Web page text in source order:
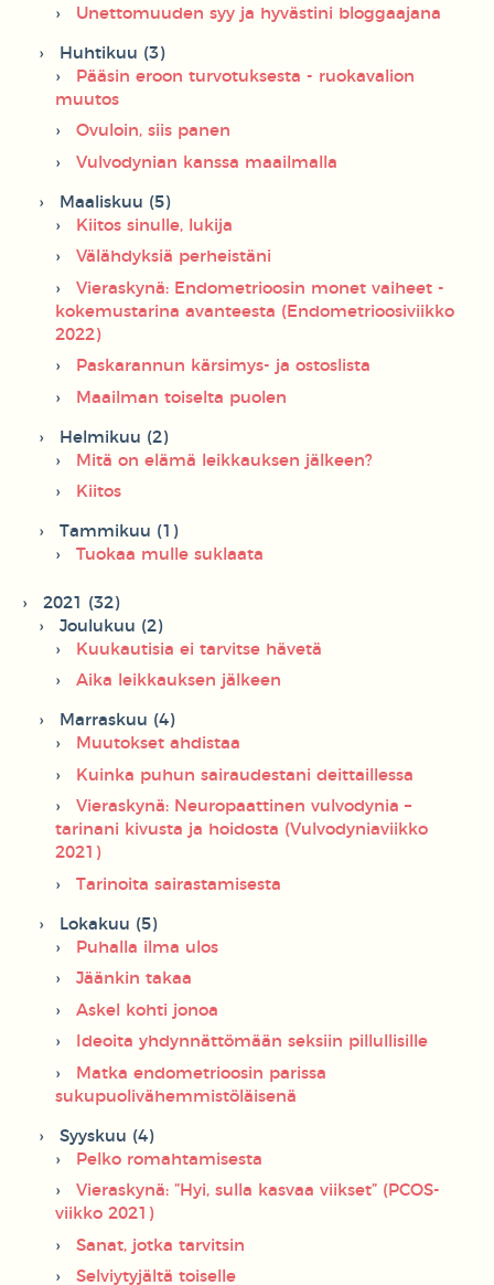
Unettomuuden syy ja hyvästini bloggaajana
Huhtikuu (3)
Pääsin eroon turvotuksesta - ruokavalion
muutos
Ovuloin, siis panen
Vulvodynian kanssa maailmalla
Maaliskuu (5)
Kiitos sinulle, lukija
Välähdyksiä perheistäni
Vieraskynä: Endometrioosin monet vaiheet -
kokemustarina avanteesta (Endometrioosiviikko
2022)
Paskarannun kärsimys- ja ostoslista
Maailman toiselta puolen
Helmikuu (2)
Mitä on elämä leikkauksen jälkeen?
Kiitos
Tammikuu (1)
Tuokaa mulle suklaata
2021 (32)
Joulukuu (2)
Kuukautisia ei tarvitse hävetä
Aika leikkauksen jälkeen
Marraskuu (4)
Muutokset ahdistaa
Kuinka puhun sairaudestani deittaillessa
Vieraskynä: Neuropaattinen vulvodynia –
tarinani kivusta ja hoidosta (Vulvodyniaviikko
2021)
Tarinoita sairastamisesta
Lokakuu (5)
Puhalla ilma ulos
Jäänkin takaa
Askel kohti jonoa
Ideoita yhdynnättömään seksiin pillullisille
Matka endometrioosin parissa
sukupuolivähemmistöläisenä
Syyskuu (4)
Pelko romahtamisesta
Vieraskynä: ”Hyi, sulla kasvaa viikset” (PCOS-
viikko 2021)
Sanat, jotka tarvitsin
Selviytyjältä toiselle